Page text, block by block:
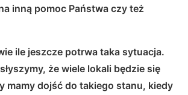
inną pomoc Państwa czy też
ile jeszcze potrwa taka sytuacja.
że wiele lokali będzie się
mamy dojść do takiego stanu, kiedy